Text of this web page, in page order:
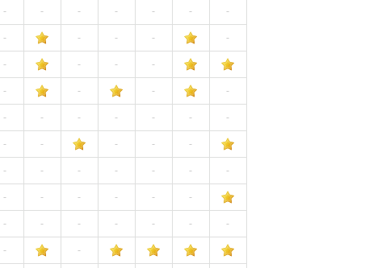
- - - - - - -
- - - - -
- - - -
- - - -
- - - - - - -
- - - - -
- - - - - - -
- - - - - -
- - - - - - -
- -